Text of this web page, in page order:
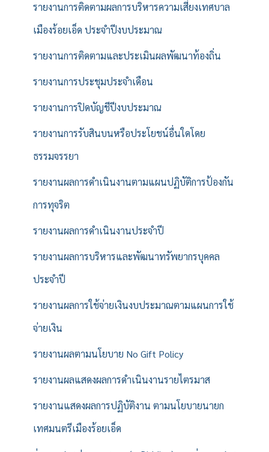
รายงานการติดตามผลการบริหารความเสี่ยงเทศบาล
เมืองร้อยเอ็ด ประจำปีงบประมาณ
รายงานการติดตามและประเมินผลพัฒนาท้องถิ่น
รายงานการประชุมประจำเดือน
รายงานการปิดบัญชีปีงบประมาณ
รายงานการรับสินบนหรือประโยชน์อื่นใดโดย
ธรรมจรรยา
รายงานผลการดำเนินงานตามแผนปฏิบัติการป้องกัน
การทุจริต
รายงานผลการดำเนินงานประจำปี
รายงานผลการบริหารและพัฒนาทรัพยากรบุคคล
ประจำปี
รายงานผลการใช้จ่ายเงินงบประมาณตามแผนการใช้
จ่ายเงิน
รายงานผลตามนโยบาย No Gift Policy
รายงานผลแสดงผลการดำเนินงานรายไตรมาส
รายงานแสดงผลการปฏิบัติงาน ตามนโยบายนายก
เทศมนตรีเมืองร้อยเอ็ด